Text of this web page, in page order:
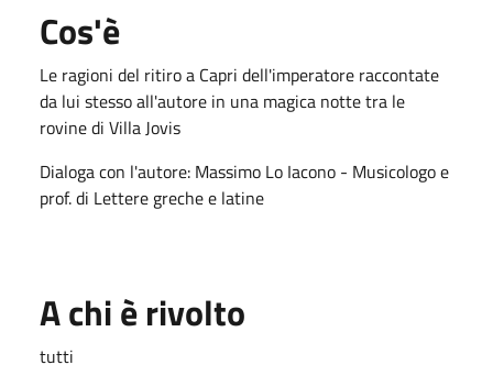
Cos'è
Le ragioni del ritiro a Capri dell'imperatore raccontate
da lui stesso all'autore in una magica notte tra le
rovine di Villa Jovis
Dialoga con l'autore: Massimo Lo Iacono - Musicologo e
prof. di Lettere greche e latine
A chi è rivolto
tutti